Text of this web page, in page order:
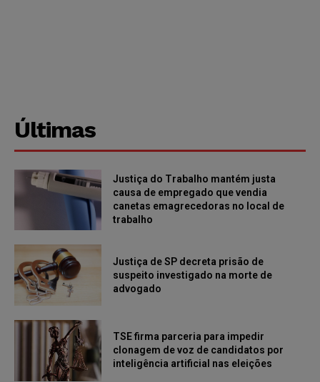
Últimas
Justiça do Trabalho mantém justa
causa de empregado que vendia
canetas emagrecedoras no local de
trabalho
Justiça de SP decreta prisão de
suspeito investigado na morte de
advogado
TSE firma parceria para impedir
clonagem de voz de candidatos por
inteligência artificial nas eleições